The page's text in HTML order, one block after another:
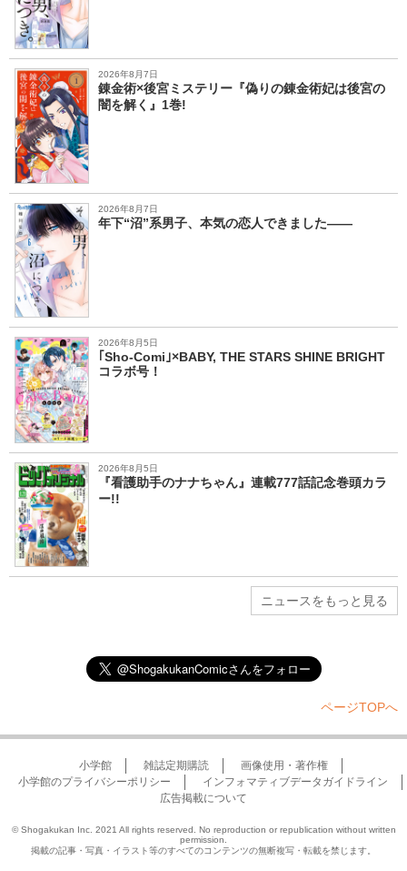
2026年8月7日
錬金術×後宮ミステリー『偽りの錬金術妃は後宮の
闇を解く』1巻!
2026年8月7日
年下“沼”系男子、本気の恋人できました――
2026年8月5日
｢Sho-Comi｣×BABY, THE STARS SHINE BRIGHT
コラボ号！
2026年8月5日
『看護助手のナナちゃん』連載777話記念巻頭カラ
ー!!
ニュースをもっと見る
ページTOPへ
小学館 雑誌定期購読
画像使用・著作権
小学館のプライバシーポリシー
インフォマティブデータガイドライン
広告掲載について
© Shogakukan Inc. 2021 All rights reserved. No reproduction or republication without written
permission.
掲載の記事・写真・イラスト等のすべてのコンテンツの無断複写・転載を禁じます。